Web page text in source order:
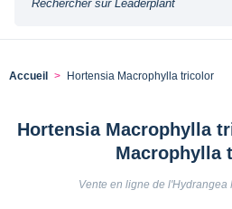
Accueil Hortensia Macrophylla tricolor
Hortensia Macrophylla
Macrophylla
Vente en ligne de l'Hydrangea